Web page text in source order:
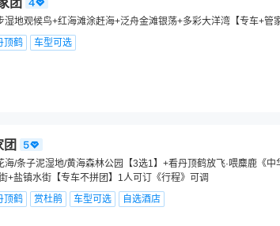
团
地观候鸟+红海滩涂赶海+泛舟金滩银荡+多彩大洋湾【专车+管
顶鹤
车型可选
海/条子泥湿地/黄海森林公园【3选1】+看丹顶鹤放飞·喂麋鹿《中
+盐镇水街【专车不拼团】1人可订《行程》可调
顶鹤 赏杜鹃 车型可选
自选酒店